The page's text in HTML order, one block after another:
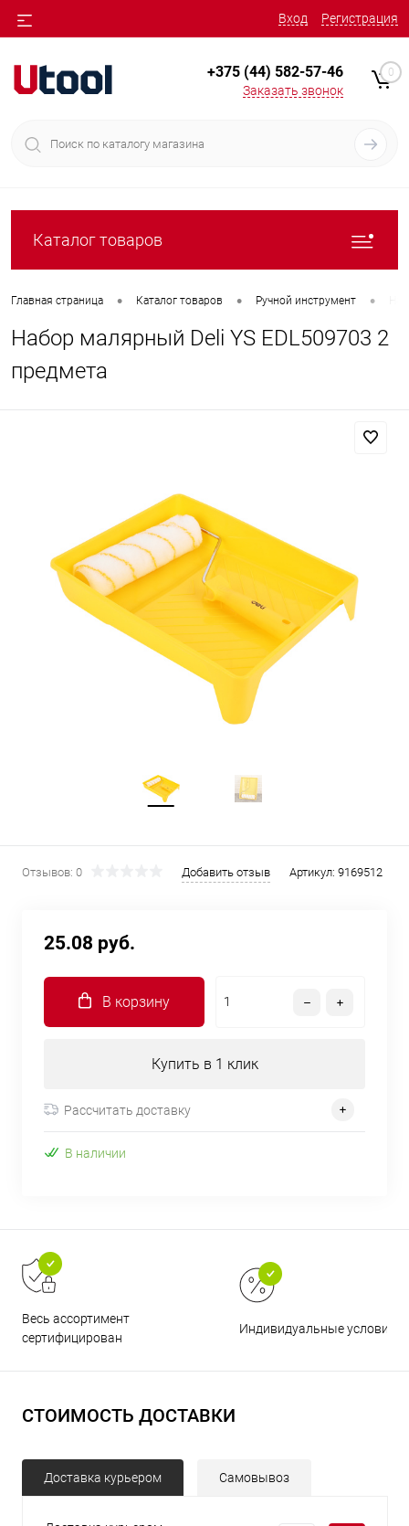
Вход Регистрация
+375 (44) 582-57-46
Заказать звонок
0
Каталог товаров
Главная страница • Каталог товаров • Ручной инструмент •
Набор малярный Deli YS EDL509703 2
предмета
Отзывов: 0 Добавить отзыв Артикул: 9169512
25.08 руб.
В корзину
Купить в 1 клик
Рассчитать доставку
В наличии
Весь ассортимент
сертифицирован
Индивидуальные условия
СТОИМОСТЬ ДОСТАВКИ
Доставка курьером Самовывоз